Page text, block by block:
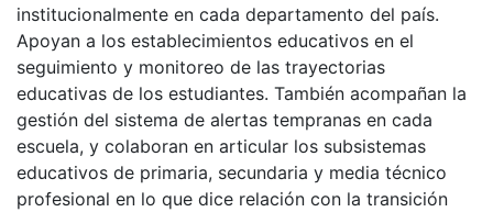
institucionalmente en cada departamento del país.
Apoyan a los establecimientos educativos en el
seguimiento y monitoreo de las trayectorias
educativas de los estudiantes. También acompañan la
gestión del sistema de alertas tempranas en cada
escuela, y colaboran en articular los subsistemas
educativos de primaria, secundaria y media técnico
profesional en lo que dice relación con la transición